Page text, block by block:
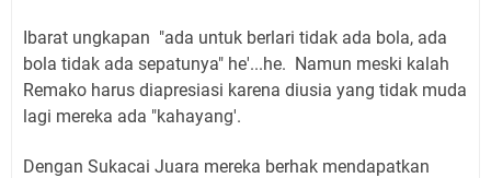
Ibarat ungkapan "ada untuk berlari tidak ada bola, ada
bola tidak ada sepatunya" he'...he. Namun meski kalah
Remako harus diapresiasi karena diusia yang tidak muda
lagi mereka ada "kahayang'.
Dengan Sukacai Juara mereka berhak mendapatkan